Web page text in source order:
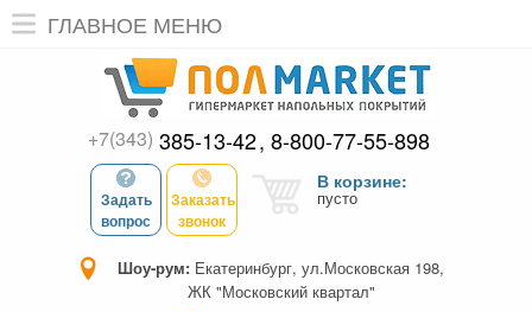
ГЛАВНОЕ МЕНЮ
+7(343) 385-13-42 8-800-77-55-898
Задать
вопрос
Заказать
звонок
В корзине:
пусто
Шоу-рум: Екатеринбург, ул.Московская 198,
ЖК "Московский квартал"